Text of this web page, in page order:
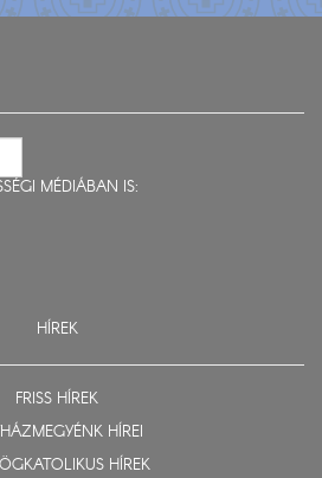
MÉDIÁBAN IS:
HÍREK
FRISS HÍREK
HÍREI
HÍREK